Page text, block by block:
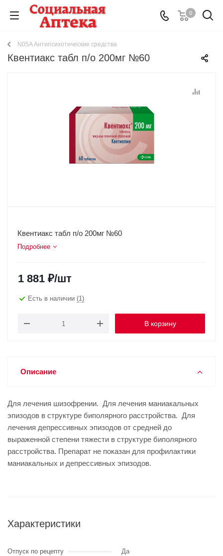
0
N05A Антипсихотические средства
Квентиакс табл п/о 200мг №60
Квентиакс табл п/о 200мг №60
Подробнее
1 881 ₽/шт
Есть в наличии (1)
В корзину
Описание
Для лечения шизофрении. Для лечения маниакальных
эпизодов в структуре биполярного расстройства. Для
лечения депрессивных эпизодов от средней до
выраженной степени тяжести в структуре биполярного
расстройства. Препарат не показан для профилактики
маниакальных и депрессивных эпизодов.
Характеристики
Отпуск по рецепту Да